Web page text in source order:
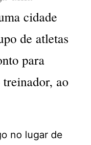
cidade
de atletas
para
ao
no lugar de